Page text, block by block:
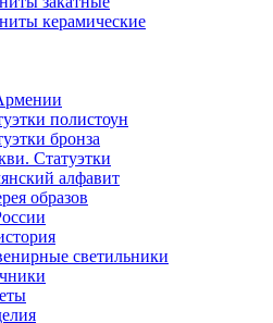
керамические
полистоун
бронза
Статуэтки
алфавит
образов
светильники